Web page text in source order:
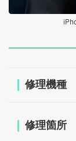
修理機種
修理箇所